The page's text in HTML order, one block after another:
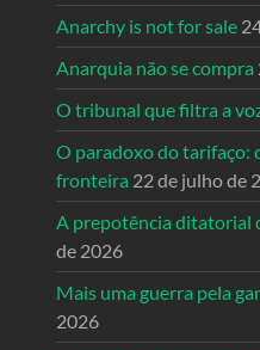
Anarchy is not for sale
Anarquia não se compra
O tribunal que filtra a
O paradoxo do tarifaço:
fronteira 22 de julho de
A prepotência ditatorial
de 2026
Mais uma guerra pela
2026